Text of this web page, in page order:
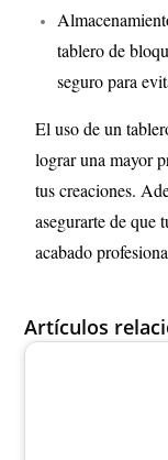
tablero de
seguro para
El uso de un
lograr una mayor
tus creaciones.
asegurarte de que
acabado
Artículos